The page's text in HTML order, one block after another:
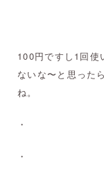
100円ですし1回使
ないな〜と思った
ね。
・
・